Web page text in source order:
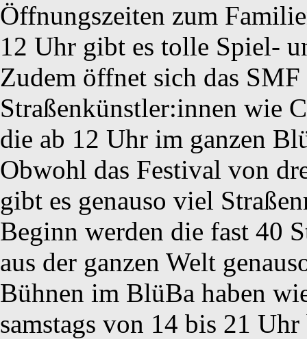
Öffnungszeiten zum
12 Uhr gibt es tolle Spiel-
Zudem öffnet sich das
Straßenkünstler:innen wie
die ab 12 Uhr im ganzen
Obwohl das Festival von
gibt es genauso viel
Beginn werden die fast 40
aus der ganzen Welt
Bühnen im BlüBa haben
samstags von 14 bis 21